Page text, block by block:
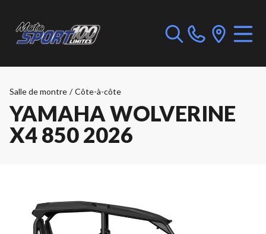
Salle de montre / Côte-à-côte
YAMAHA WOLVERINE
X4 850 2026